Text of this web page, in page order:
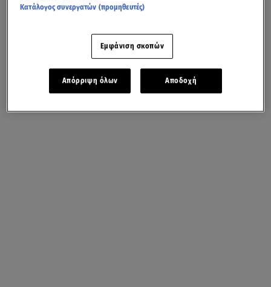
Κατάλογος συνεργατών (προμηθευτές)
Εμφάνιση σκοπών
Απόρριψη όλων Αποδοχή